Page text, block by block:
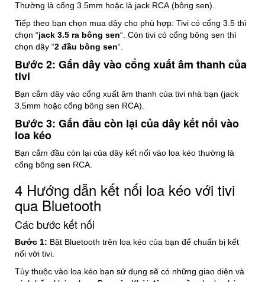
Thường là cổng 3.5mm hoặc là jack RCA (bông sen).
Tiếp theo bạn chọn mua dây cho phù hợp: Tivi có cổng 3.5 thì
chọn “jack 3.5 ra bông sen“. Còn tivi có cổng bông sen thì
chọn dây “2 đầu bông sen“.
Bước 2: Gắn dây vào cổng xuất âm thanh của
tivi
Bạn cắm dây vào cổng xuất âm thanh của tivi nhà bạn (jack
3.5mm hoặc cổng bông sen RCA).
Bước 3: Gắn đầu còn lại của dây kết nối vào
loa kéo
Bạn cắm đầu còn lại của dây kết nối vào loa kéo thường là
cổng bông sen RCA.
4 Hướng dẫn kết nối loa kéo với tivi
qua Bluetooth
Các bước kết nối
Bước 1: Bật Bluetooth trên loa kéo của bạn để chuẩn bị kết
nối với tivi.
Tùy thuộc vào loa kéo bạn sử dụng sẽ có những giao diện và